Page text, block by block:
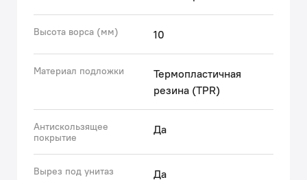
Высота ворса (мм) 10
Материал подложки
Термопластичная
резина (TPR)
Антискользящее
покрытие
Да
Вырез под унитаз Да